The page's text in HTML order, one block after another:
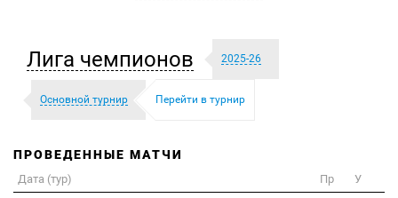
Лига чемпионов 2025-26
Основной турнир Перейти в турнир
ПРОВЕДЕННЫЕ МАТЧИ
Дата (тур) Пр
У